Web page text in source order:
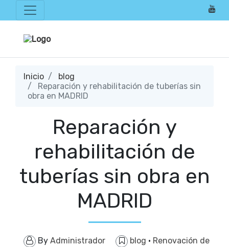
Inicio
blog
Reparación y rehabilitación de tuberías sin
obra en MADRID
Reparación y
rehabilitación de
tuberías sin obra en
MADRID
By Administrador blog · Renovación de